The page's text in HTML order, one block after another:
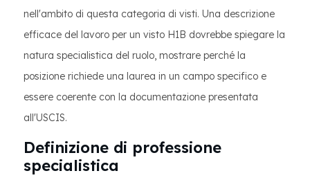
nell'ambito di questa categoria di visti. Una descrizione
efficace del lavoro per un visto H1B dovrebbe spiegare la
natura specialistica del ruolo, mostrare perché la
posizione richiede una laurea in un campo specifico e
essere coerente con la documentazione presentata
all'USCIS.
Definizione di professione
specialistica